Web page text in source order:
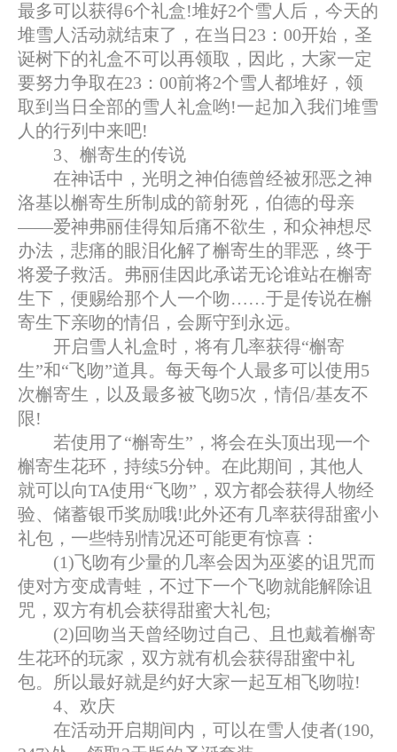
最多可以获得6个礼盒!堆好2个雪人后，今天的
堆雪人活动就结束了，在当日23：00开始，圣
诞树下的礼盒不可以再领取，因此，大家一定
要努力争取在23：00前将2个雪人都堆好，领
取到当日全部的雪人礼盒哟!一起加入我们堆雪
人的行列中来吧!
3、槲寄生的传说
在神话中，光明之神伯德曾经被邪恶之神
洛基以槲寄生所制成的箭射死，伯德的母亲
——爱神弗丽佳得知后痛不欲生，和众神想尽
办法，悲痛的眼泪化解了槲寄生的罪恶，终于
将爱子救活。弗丽佳因此承诺无论谁站在槲寄
生下，便赐给那个人一个吻……于是传说在槲
寄生下亲吻的情侣，会厮守到永远。
开启雪人礼盒时，将有几率获得“槲寄
生”和“飞吻”道具。每天每个人最多可以使用5
次槲寄生，以及最多被飞吻5次，情侣/基友不
限!
若使用了“槲寄生”，将会在头顶出现一个
槲寄生花环，持续5分钟。在此期间，其他人
就可以向TA使用“飞吻”，双方都会获得人物经
验、储蓄银币奖励哦!此外还有几率获得甜蜜小
礼包，一些特别情况还可能更有惊喜：
(1)飞吻有少量的几率会因为巫婆的诅咒而
使对方变成青蛙，不过下一个飞吻就能解除诅
咒，双方有机会获得甜蜜大礼包;
(2)回吻当天曾经吻过自己、且也戴着槲寄
生花环的玩家，双方就有机会获得甜蜜中礼
包。所以最好就是约好大家一起互相飞吻啦!
4、欢庆
在活动开启期间内，可以在雪人使者(190,